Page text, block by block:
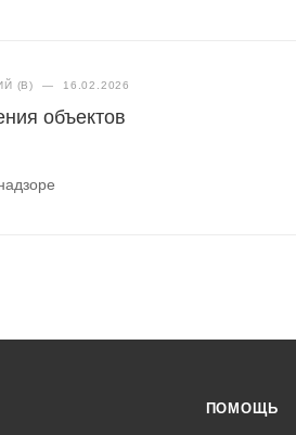
(В) — 16.02.2026
объектов
ПОМОЩЬ